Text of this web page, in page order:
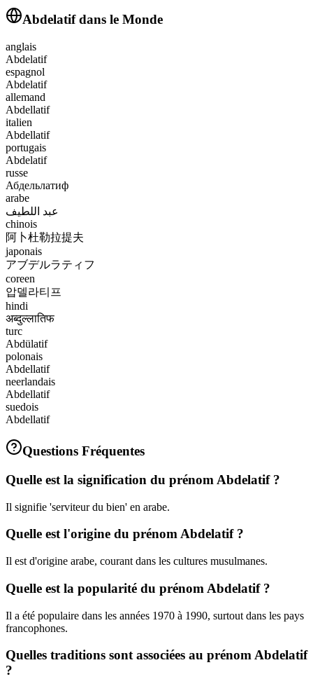
Abdelatifdans le Monde
anglais
Abdelatif
espagnol
Abdelatif
allemand
Abdellatif
italien
Abdellatif
portugais
Abdelatif
russe
Абдельлатиф
arabe
عبد اللطيف
chinois
阿卜杜勒拉提夫
japonais
アブデルラティフ
coreen
압델라티프
hindi
अब्दुल्लातिफ
turc
Abdülatif
polonais
Abdellatif
neerlandais
Abdellatif
suedois
Abdellatif
Questions Fréquentes
Quelle est la signification du prénom Abdelatif ?
Il signifie 'serviteur du bien' en arabe.
Quelle est l'origine du prénom Abdelatif ?
Il est d'origine arabe, courant dans les cultures musulmanes.
Quelle est la popularité du prénom Abdelatif ?
Il a été populaire dans les années 1970 à 1990, surtout dans les pays
francophones.
Quelles traditions sont associées au prénom Abdelatif
?